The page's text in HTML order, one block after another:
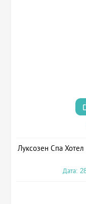
Луксозен Спа
Дата: